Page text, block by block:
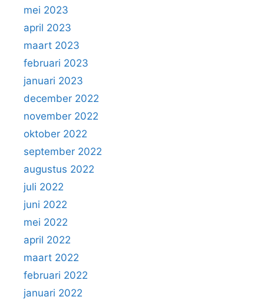
mei 2023
april 2023
maart 2023
februari 2023
januari 2023
december 2022
november 2022
oktober 2022
september 2022
augustus 2022
juli 2022
juni 2022
mei 2022
april 2022
maart 2022
februari 2022
januari 2022